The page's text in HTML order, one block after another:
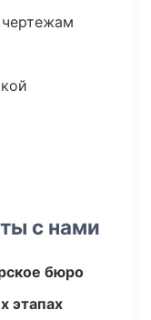
чертежам
с нами
бюро
этапах